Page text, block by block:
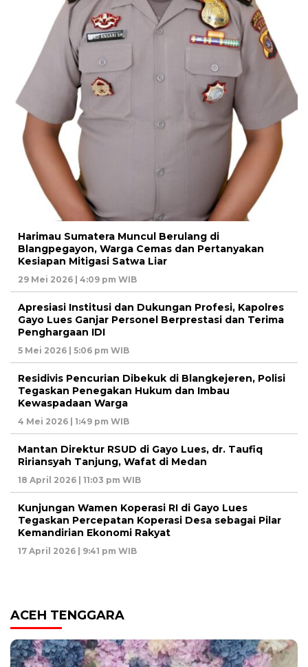
Harimau Sumatera Muncul Berulang di
Blangpegayon, Warga Cemas dan Pertanyakan
Kesiapan Mitigasi Satwa Liar
29 Mei 2026 | 4:09 pm WIB
Apresiasi Institusi dan Dukungan Profesi, Kapolres
Gayo Lues Ganjar Personel Berprestasi dan Terima
Penghargaan IDI
5 Mei 2026 | 5:06 pm WIB
Residivis Pencurian Dibekuk di Blangkejeren, Polisi
Tegaskan Penegakan Hukum dan Imbau
Kewaspadaan Warga
4 Mei 2026 | 1:49 pm WIB
Mantan Direktur RSUD di Gayo Lues, dr. Taufiq
Ririansyah Tanjung, Wafat di Medan
18 April 2026 | 11:03 pm WIB
Kunjungan Wamen Koperasi RI di Gayo Lues
Tegaskan Percepatan Koperasi Desa sebagai Pilar
Kemandirian Ekonomi Rakyat
17 April 2026 | 9:41 pm WIB
ACEH TENGGARA